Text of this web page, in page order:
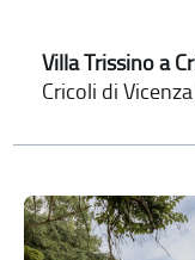
Villa Trissino a
Cricoli di Vicenza